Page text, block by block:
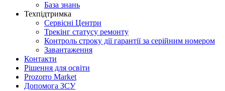
База знань
Техпідтримка
Сервісні Центри
Трекінг статусу ремонту
Контроль строку дії гарантії за серійним номером
Завантаження
Контакти
Рішення для освіти
Prozorro Market
Допомога ЗСУ